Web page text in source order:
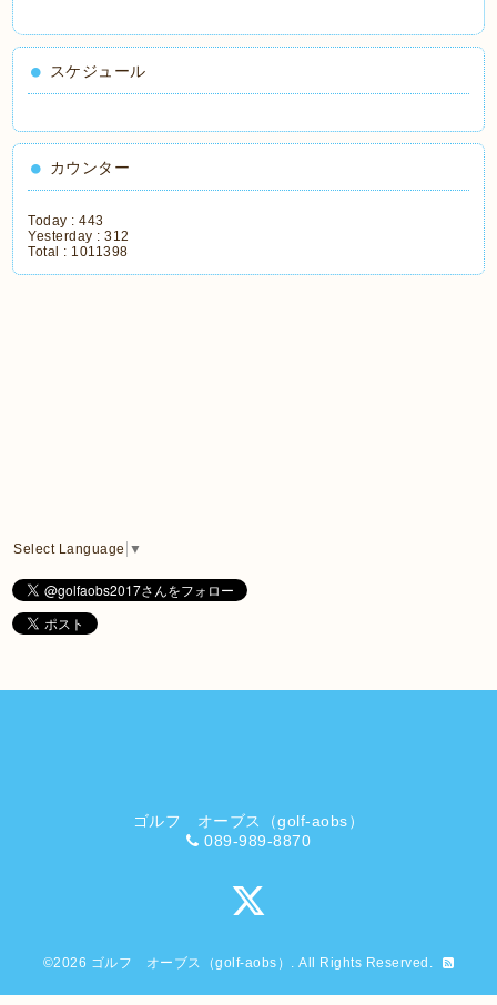
スケジュール
カウンター
Today :443
Yesterday :312
Total : 1011398
Select Language ▼
ゴルフ オーブス（golf-aobs）
089-989-8870
©2026 ゴルフ オーブス（golf-aobs） . All Rights Reserved.